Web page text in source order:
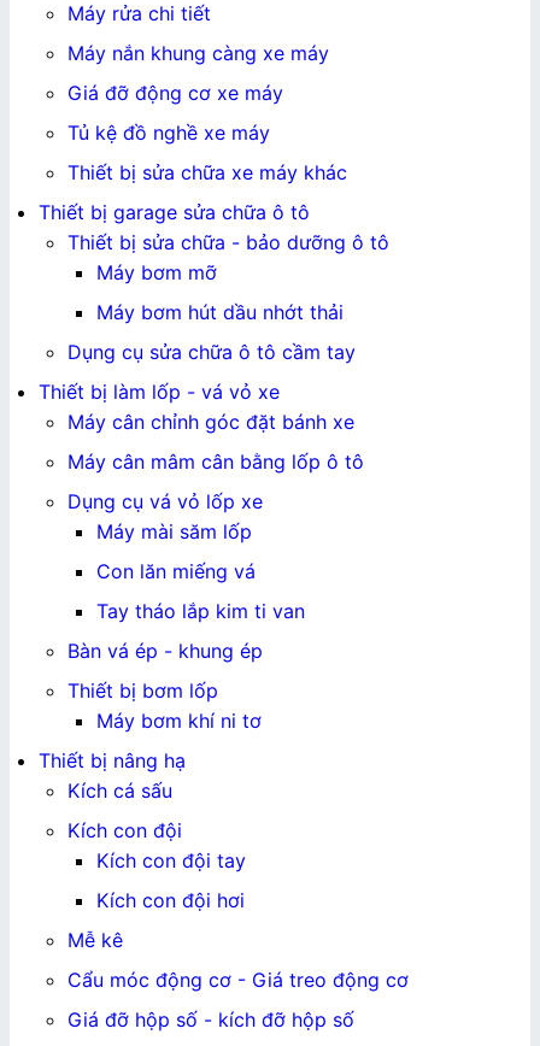
Máy rửa chi tiết
Máy nắn khung càng xe máy
Giá đỡ động cơ xe máy
Tủ kệ đồ nghề xe máy
Thiết bị sửa chữa xe máy khác
Thiết bị garage sửa chữa ô tô
Thiết bị sửa chữa - bảo dưỡng ô tô
Máy bơm mỡ
Máy bơm hút dầu nhớt thải
Dụng cụ sửa chữa ô tô cầm tay
Thiết bị làm lốp - vá vỏ xe
Máy cân chỉnh góc đặt bánh xe
Máy cân mâm cân bằng lốp ô tô
Dụng cụ vá vỏ lốp xe
Máy mài săm lốp
Con lăn miếng vá
Tay tháo lắp kim ti van
Bàn vá ép - khung ép
Thiết bị bơm lốp
Máy bơm khí ni tơ
Thiết bị nâng hạ
Kích cá sấu
Kích con đội
Kích con đội tay
Kích con đội hơi
Mễ kê
Cẩu móc động cơ - Giá treo động cơ
Giá đỡ hộp số - kích đỡ hộp số